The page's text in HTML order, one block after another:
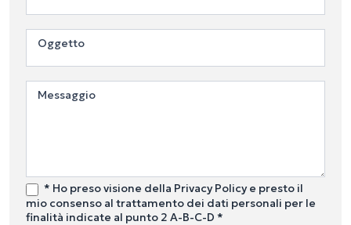
Oggetto
Messaggio
* Ho preso visione della Privacy Policy e presto il
mio consenso al trattamento dei dati personali per le
finalità indicate al punto 2 A-B-C-D *